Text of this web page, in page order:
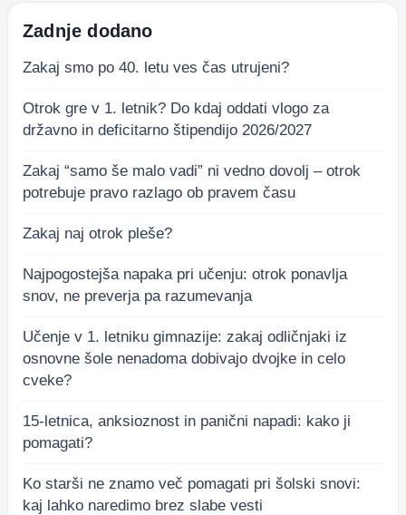
Zadnje dodano
Zakaj smo po 40. letu ves čas utrujeni?
Otrok gre v 1. letnik? Do kdaj oddati vlogo za
državno in deficitarno štipendijo 2026/2027
Zakaj “samo še malo vadi” ni vedno dovolj – otrok
potrebuje pravo razlago ob pravem času
Zakaj naj otrok pleše?
Najpogostejša napaka pri učenju: otrok ponavlja
snov, ne preverja pa razumevanja
Učenje v 1. letniku gimnazije: zakaj odličnjaki iz
osnovne šole nenadoma dobivajo dvojke in celo
cveke?
15-letnica, anksioznost in panični napadi: kako ji
pomagati?
Ko starši ne znamo več pomagati pri šolski snovi:
kaj lahko naredimo brez slabe vesti